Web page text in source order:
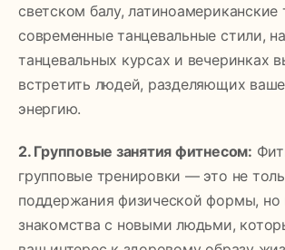
светском балу, латиноамериканские
современные танцевальные стили, на
танцевальных курсах и вечеринках
встретить людей, разделяющих
энергию.
2. Групповые занятия фитнесом:
групповые тренировки — это не
поддержания физической формы, но
знакомства с новыми людьми,